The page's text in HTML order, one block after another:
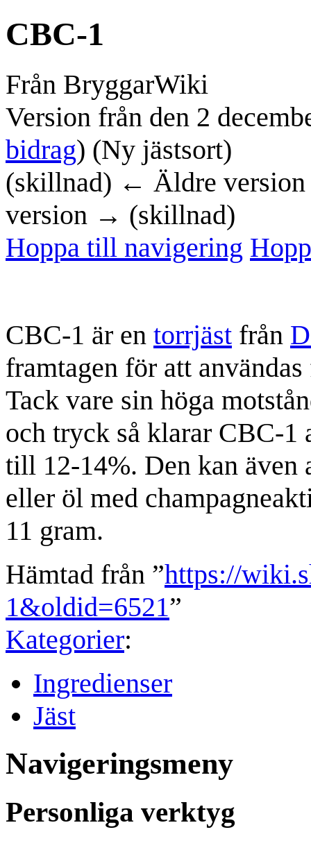
CBC-1
Från BryggarWiki
Version från den 2
bidrag) (Ny jästsort)
(skillnad) ← Äldre version
version → (skillnad)
Hoppa till navigering
CBC-1 är en torrjäst från
framtagen för att
Tack vare sin höga
och tryck så klarar CBC-1
till 12-14%. Den kan även
eller öl med
11 gram.
Hämtad från ”https://
1&oldid=6521”
Kategorier:
Ingredienser
Jäst
Navigeringsmeny
Personliga verktyg